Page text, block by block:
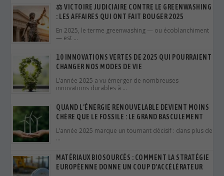
⚖️ VICTOIRE JUDICIAIRE CONTRE LE GREENWASHING
: LES AFFAIRES QUI ONT FAIT BOUGER 2025
En 2025, le terme greenwashing — ou écoblanchiment
— est …
10 INNOVATIONS VERTES DE 2025 QUI POURRAIENT
CHANGER NOS MODES DE VIE
L’année 2025 a vu émerger de nombreuses
innovations durables à …
QUAND L’ÉNERGIE RENOUVELABLE DEVIENT MOINS
CHÈRE QUE LE FOSSILE : LE GRAND BASCULEMENT
L’année 2025 marque un tournant décisif : dans plus de
…
MATÉRIAUX BIOSOURCÉS : COMMENT LA STRATÉGIE
EUROPÉENNE DONNE UN COUP D’ACCÉLÉRATEUR